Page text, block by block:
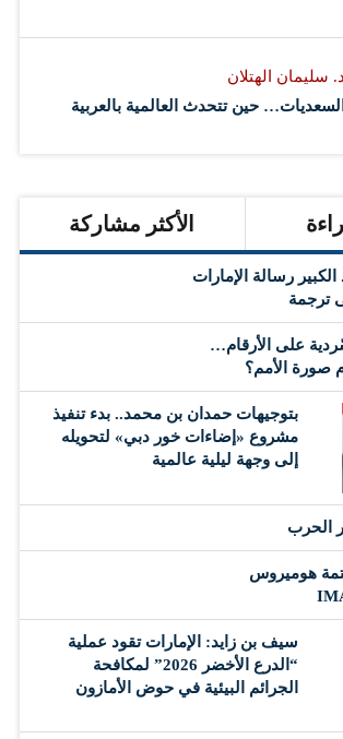
د. سليمان الهتلان
السعديات… حين تتحدث العالمية بالعربية
الأكثر مشاركة
رسالة الإمارات
ترجمة
على الأرقام…
صورة الأمم؟
بتوجيهات حمدان بن محمد.. بدء تنفيذ
مشروع «إضاءات خور دبي» لتحويله
إلى وجهة ليلية عالمية
الحرب
هوميروس
سيف بن زايد: الإمارات تقود عملية
“الدرع الأخضر 2026” لمكافحة
الجرائم البيئية في حوض الأمازون